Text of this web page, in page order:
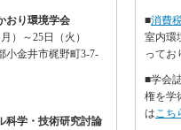
おり環境学会
）～25日（火）
金井市梶野町3-7-
科学・技術研究討論
■消費
室内環
ってお
■学会
権を学
はこち